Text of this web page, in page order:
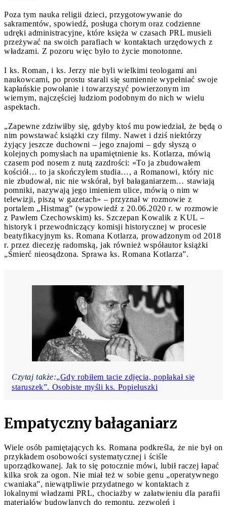
Poza tym nauka religii dzieci, przygotowywanie do
sakramentów, spowiedź, posługa chorym oraz codzienne
udręki administracyjne, które księża w czasach PRL musieli
przeżywać na swoich parafiach w kontaktach urzędowych z
władzami. Z pozoru więc było to życie monotonne.
I ks. Roman, i ks. Jerzy nie byli wielkimi teologami ani
naukowcami, po prostu starali się sumiennie wypełniać swoje
kapłańskie powołanie i towarzyszyć powierzonym im
wiernym, najczęściej ludziom podobnym do nich w wielu
aspektach.
„Zapewne zdziwiłby się, gdyby ktoś mu powiedział, że będą o
nim powstawać książki czy filmy. Nawet i dziś niektórzy
żyjący jeszcze duchowni – jego znajomi – gdy słyszą o
kolejnych pomysłach na upamiętnienie ks. Kotlarza, mówią
czasem pod nosem z nutą zazdrości: «To ja zbudowałem
kościół… to ja skończyłem studia…, a Romanowi, który nic
nie zbudował, nic nie wskórał, był bałaganiarzem… stawiają
pomniki, nazywają jego imieniem ulice, mówią o nim w
telewizji, piszą w gazetach» – przyznał w rozmowie z
portalem „Histmag” (wypowiedź z 20.06.2020 r. w rozmowie
z Pawłem Czechowskim) ks. Szczepan Kowalik z KUL –
historyk i przewodniczący komisji historycznej w procesie
beatyfikacyjnym ks. Romana Kotlarza, prowadzonym od 2018
r. przez diecezję radomską, jak również współautor książki
„Śmierć nieosądzona. Sprawa ks. Romana Kotlarza”.
Czytaj także:„Gdy robiłem tacie zdjęcia, popłakał się
staruszek”. Osobiste myśli ks. Popiełuszki
Empatyczny bałaganiarz
Wiele osób pamiętających ks. Romana podkreśla, że nie był on
przykładem osobowości systematycznej i ściśle
uporządkowanej. Jak to się potocznie mówi, lubił raczej łapać
kilka srok za ogon. Nie miał też w sobie genu „operatywnego
cwaniaka”, niewątpliwie przydatnego w kontaktach z
lokalnymi władzami PRL, chociażby w załatwieniu dla parafii
materiałów budowlanych do remontu, zezwoleń i